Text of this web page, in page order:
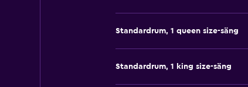
Standardrum, 1 queen size-säng
Standardrum, 1 king size-säng